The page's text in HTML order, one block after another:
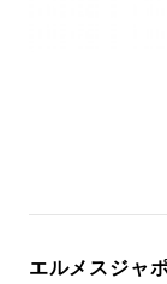
エルメスジャ